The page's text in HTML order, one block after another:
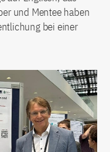
und Mentee haben
bei einer